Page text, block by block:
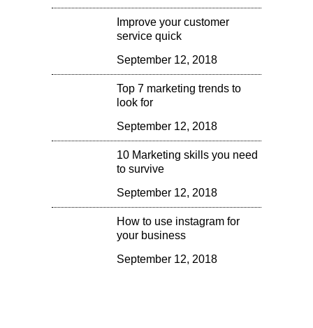
Improve your customer
service quick
September 12, 2018
Top 7 marketing trends to
look for
September 12, 2018
10 Marketing skills you need
to survive
September 12, 2018
How to use instagram for
your business
September 12, 2018